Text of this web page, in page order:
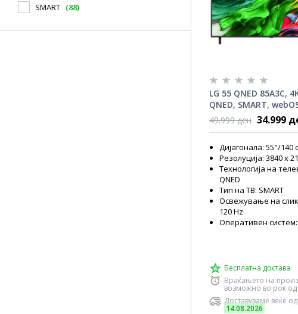
SMART (88)
LG 55 QNED 85A3C,
QNED, SMART,
Gen2, ThinQ, HDR10
49.999 ден 34.999
Дијагонала: 55"/140
Резолуција: 3840 x
Технологија на
QNED
Тип на ТВ: SMART
Освежување на
120 Hz
Оперативен систем:
Бесплатна достава
Враќањето на
возможно во рок од
Доставуваме веќе од
14.08.2026